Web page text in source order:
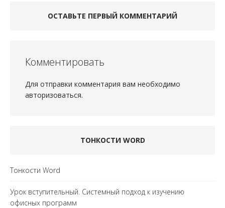
ОСТАВЬТЕ ПЕРВЫЙ КОММЕНТАРИЙ
Комментировать
Для отправки комментария вам необходимо
авторизоваться.
ТОНКОСТИ WORD
Тонкости Word
Урок вступительный. Системный подход к изучению
офисных программ